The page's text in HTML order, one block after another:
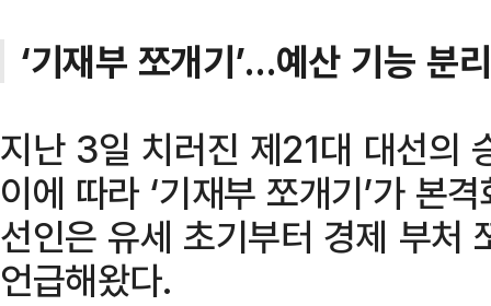
‘기재부 쪼개기’…예산 기능 분
지난 3일 치러진 제21대 대선의
이에 따라 ‘기재부 쪼개기’가 본
선인은 유세 초기부터 경제 부처
언급해왔다.